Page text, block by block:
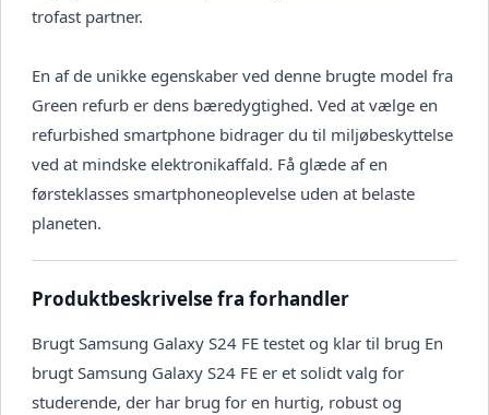
trofast partner.
En af de unikke egenskaber ved denne brugte model fra
Green refurb er dens bæredygtighed. Ved at vælge en
refurbished smartphone bidrager du til miljøbeskyttelse
ved at mindske elektronikaffald. Få glæde af en
førsteklasses smartphoneoplevelse uden at belaste
planeten.
Produktbeskrivelse fra forhandler
Brugt Samsung Galaxy S24 FE testet og klar til brug En
brugt Samsung Galaxy S24 FE er et solidt valg for
studerende, der har brug for en hurtig, robust og